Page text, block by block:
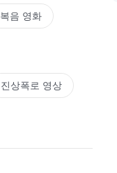
복음 영화
진상폭로 영상